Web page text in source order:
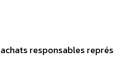
achats responsables